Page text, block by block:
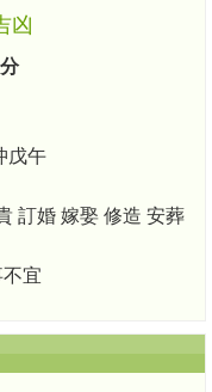
凶
戊午
訂婚 嫁娶 修造 安葬
宜